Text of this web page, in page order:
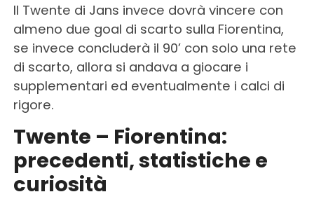
Il Twente di Jans invece dovrà vincere con
almeno due goal di scarto sulla Fiorentina,
se invece concluderà il 90’ con solo una rete
di scarto, allora si andava a giocare i
supplementari ed eventualmente i calci di
rigore.
Twente – Fiorentina:
precedenti, statistiche e
curiosità